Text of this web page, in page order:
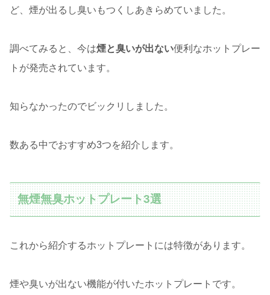
ど、煙が出るし臭いもつくしあきらめていました。
調べてみると、今は煙と臭いが出ない便利なホットプレー
トが発売されています。
知らなかったのでビックリしました。
数ある中でおすすめ3つを紹介します。
無煙無臭ホットプレート3選
これから紹介するホットプレートには特徴があります。
煙や臭いが出ない機能が付いたホットプレートです。